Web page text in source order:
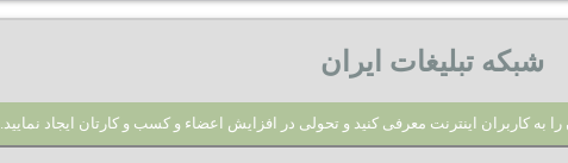
شبکه تبلیغات ایران
به کاربران اینترنت معرفی کنید و تحولی در افزایش اعضاء و کسب و کارتان ایجاد نمایید.